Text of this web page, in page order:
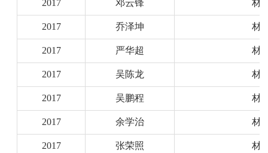
2017 邓云锋 材
2017 乔泽坤 材
2017 严华超 材
2017 吴陈龙 材
2017 吴鹏程 材
2017 余学治 材
2017 张荣照 材